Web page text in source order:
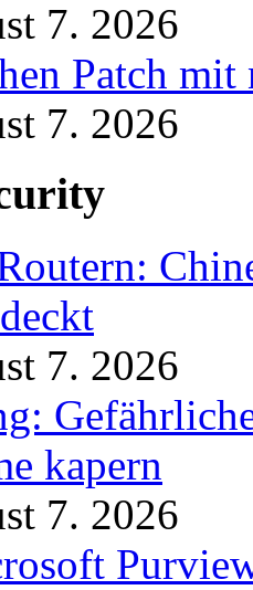
7. 2026
Patch
7. 2026
7. 2026
kapern
7. 2026